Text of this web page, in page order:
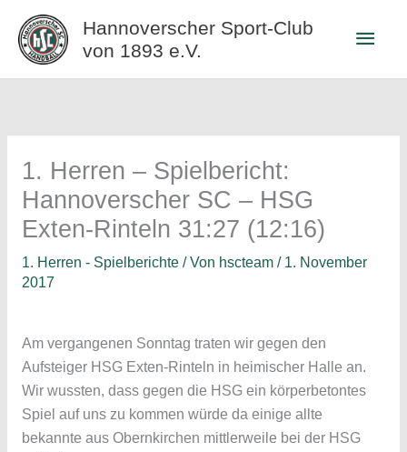
Inhalt
springen
Hannoverscher Sport-Club
von 1893 e.V.
1. Herren – Spielbericht:
Hannoverscher SC – HSG
Exten-Rinteln 31:27 (12:16)
1. Herren - Spielberichte/ Von hscteam / 1. November
2017
Am vergangenen Sonntag traten wir gegen den
Aufsteiger HSG Exten-Rinteln in heimischer Halle an.
Wir wussten, dass gegen die HSG ein körperbetontes
Spiel auf uns zu kommen würde da einige allte
bekannte aus Obernkirchen mittlerweile bei der HSG